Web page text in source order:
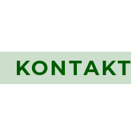
KONTAKT